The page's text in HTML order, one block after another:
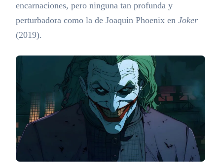
encarnaciones, pero ninguna tan profunda y
perturbadora como la de Joaquin Phoenix en Joker
(2019).